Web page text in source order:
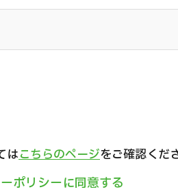
はこちらのページをご確認くだ
ポリシーに同意する